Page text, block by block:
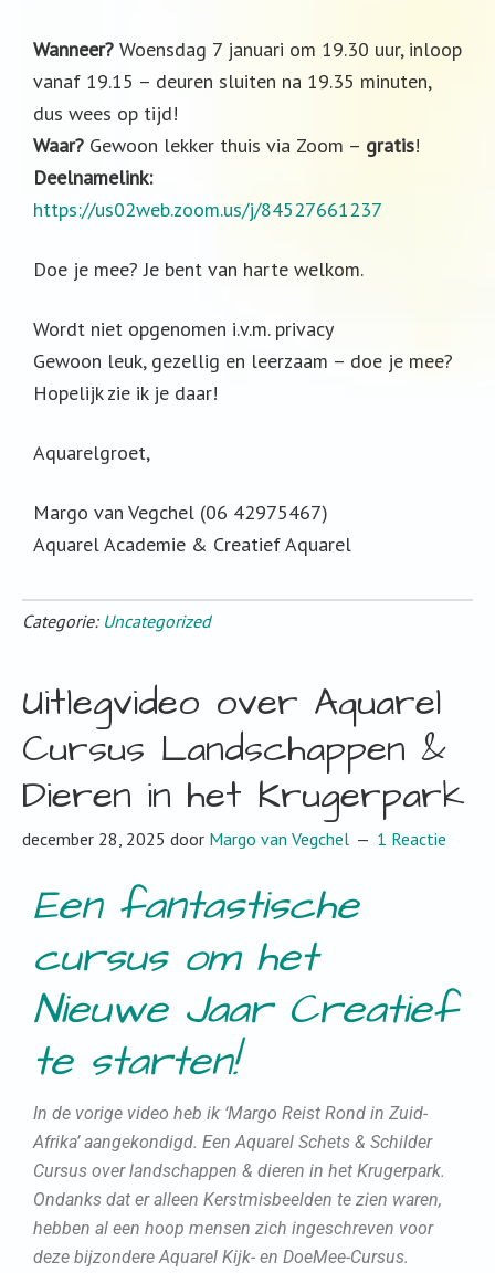
Wanneer? Woensdag 7 januari om 19.30 uur, inloop
vanaf 19.15 – deuren sluiten na 19.35 minuten,
dus wees op tijd!
Waar? Gewoon lekker thuis via Zoom – gratis!
Deelnamelink:
https://us02web.zoom.us/j/84527661237
Doe je mee? Je bent van harte welkom.
Wordt niet opgenomen i.v.m. privacy
Gewoon leuk, gezellig en leerzaam – doe je mee?
Hopelijk zie ik je daar!
Aquarelgroet,
Margo van Vegchel (06 42975467)
Aquarel Academie & Creatief Aquarel
Categorie: Uncategorized
Uitlegvideo over Aquarel
Cursus Landschappen &
Dieren in het Krugerpark
december 28, 2025 door Margo van Vegchel 1 Reactie
Een fantastische
cursus om het
Nieuwe Jaar Creatief
te starten!
In de vorige video heb ik ‘Margo Reist Rond in Zuid-
Afrika’ aangekondigd. Een Aquarel Schets & Schilder
Cursus over landschappen & dieren in het Krugerpark.
Ondanks dat er alleen Kerstmisbeelden te zien waren,
hebben al een hoop mensen zich ingeschreven voor
deze bijzondere Aquarel Kijk- en DoeMee-Cursus.